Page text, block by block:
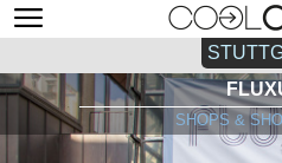
SHOPS &